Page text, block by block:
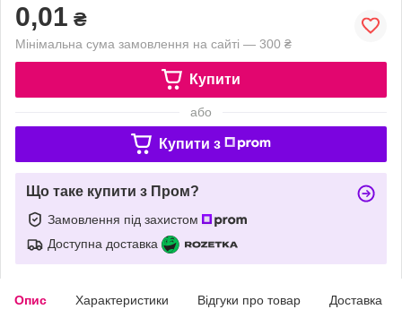
0,01 ₴
Мінімальна сума замовлення на сайті — 300 ₴
Купити
або
Купити з
Що таке купити з Пром?
Замовлення під захистом
Доступна доставка
Опис Характеристики Відгуки про товар Доставка